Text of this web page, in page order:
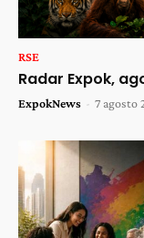
RSE
Radar Expok,
ExpokNews - 7 agosto